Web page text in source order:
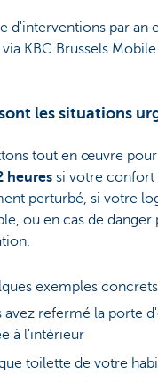
d'interventions par an
KBC Brussels
les situations
tout en œuvre pour
heures si votre confort
perturbé, si votre
ou en cas de
exemples concrets
avez refermé la porte
à l'intérieur
toilette de votre